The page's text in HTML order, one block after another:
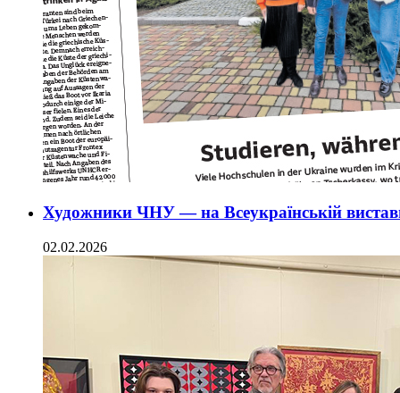
Художники ЧНУ — на Всеукраїнській
02.02.2026